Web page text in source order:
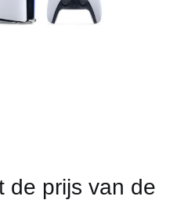
de prijs van de